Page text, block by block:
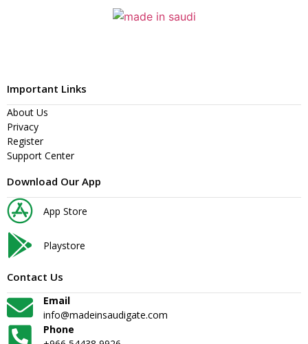
Important Links
About Us
Privacy
Register
Support Center
Download Our App
App Store
Playstore
Contact Us
Email
info@madeinsaudigate.com
Phone